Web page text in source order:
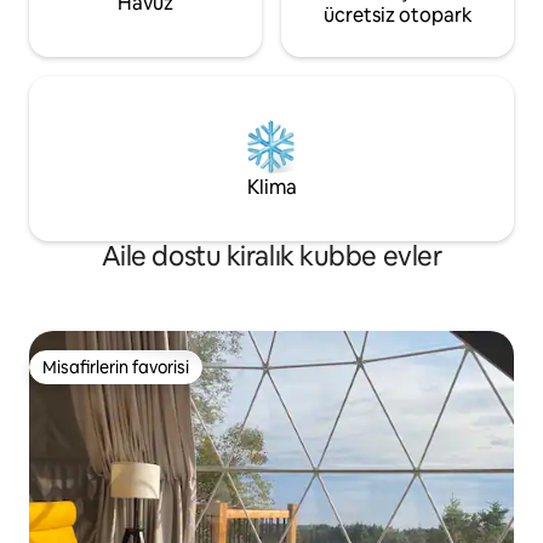
ücretsiz otopark
Klima
Aile dostu kiralık kubbe evler
Misafirlerin favorisi
Misafirlerin favorisi